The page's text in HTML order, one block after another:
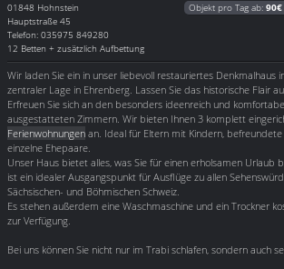
01848 Hohnstein
Hauptstraße 45
Telefon: 035975 849280
12 Betten + zusätzlich Aufbettung
Objekt pro Tag ab: 90€
Wir laden Sie ein in unser liebevoll restauriertes Denkmalhaus
zentraler Lage in Ehrenberg. Lassen Sie das historische Flair
Erfreuen Sie sich an den besonders ideenreich und
ausgestatteten Zimmern. Wir bieten Ihnen 3 komplett
Ferienwohnungen an. Ideal für Eltern mit Kindern,
einzelne Ehepaare.
Unser Haus bietet alles, was Sie für einen erholsamen Urlaub
ist ein idealer Ausgangspunkt für Ausflüge zu allen
Sächsischen- und Böhmischen Schweiz.
Es stehen außerdem eine Waschmaschine und ein Trockner
zur Verfügung.
Bei uns können Sie nicht nur im Trabi schlafen, sondern auch